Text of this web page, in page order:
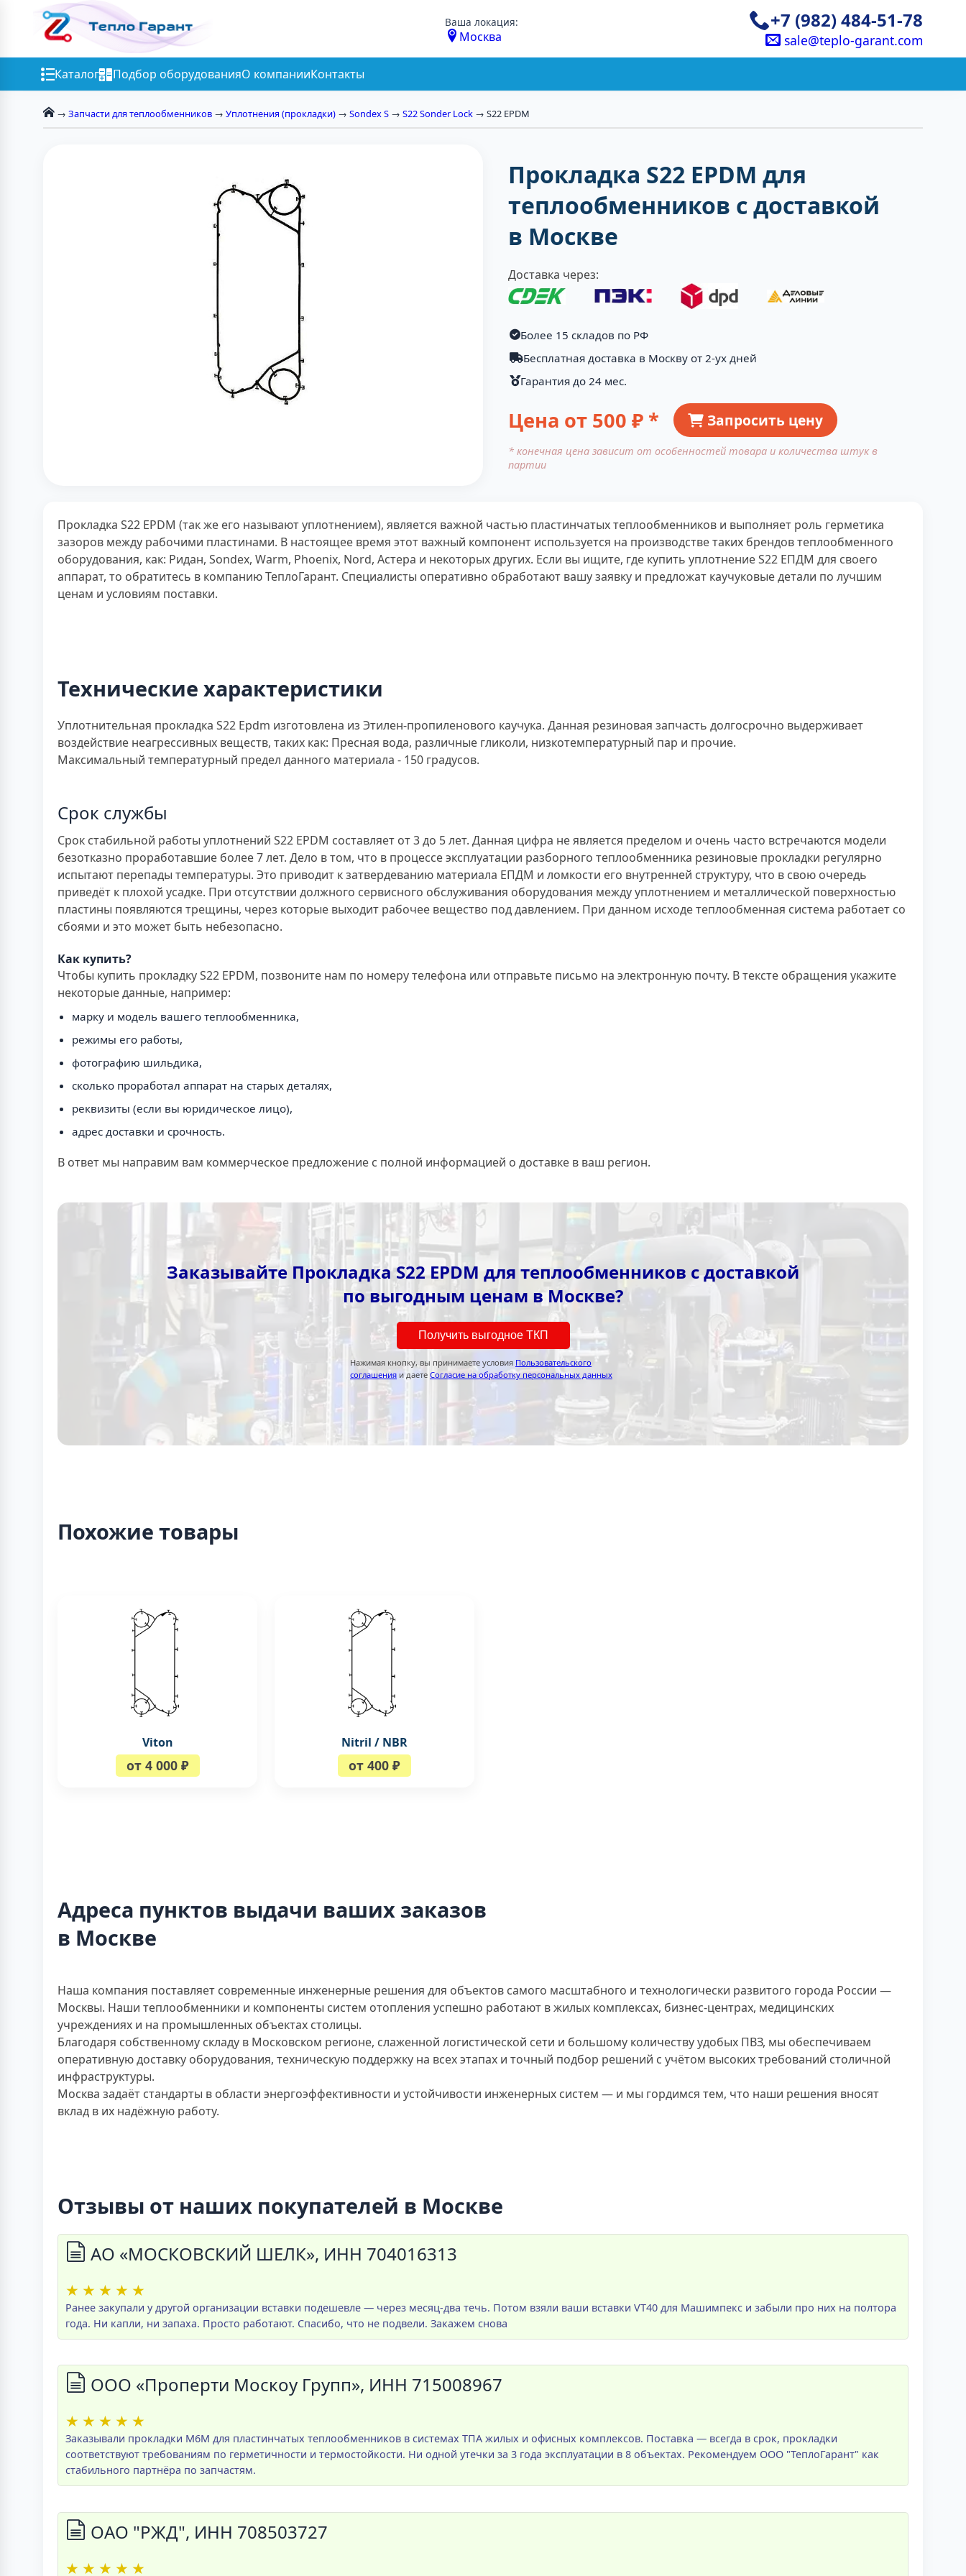
Ваша локация:
Москва
+7 (982) 484-51-78
sale@teplo-garant.com
Каталог Подбор оборудованияО компанииКонтакты
→ Запчасти для теплообменников → Уплотнения (прокладки) → Sondex S → S22 Sonder Lock → S22 EPDM
Прокладка S22 EPDM для
теплообменников с доставкой
в Москве
Доставка через:
Более 15 складов по РФ
Бесплатная доставка в Москву от 2-ух дней
Гарантия до 24 мес.
Цена от 500 ₽ * Запросить цену
* конечная цена зависит от особенностей товара и количества штук в
партии
Прокладка S22 EPDM (так же его называют уплотнением), является важной частью пластинчатых теплообменников и выполняет роль герметика
зазоров между рабочими пластинами. В настоящее время этот важный компонент используется на производстве таких брендов теплообменного
оборудования, как: Ридан, Sondex, Warm, Phoenix, Nord, Астера и некоторых других. Если вы ищите, где купить уплотнение S22 ЕПДМ для своего
аппарат, то обратитесь в компанию ТеплоГарант. Специалисты оперативно обработают вашу заявку и предложат каучуковые детали по лучшим
ценам и условиям поставки.
Технические характеристики
Уплотнительная прокладка S22 Epdm изготовлена из Этилен-пропиленового каучука. Данная резиновая запчасть долгосрочно выдерживает
воздействие неагрессивных веществ, таких как: Пресная вода, различные гликоли, низкотемпературный пар и прочие.
Максимальный температурный предел данного материала - 150 градусов.
Срок службы
Срок стабильной работы уплотнений S22 EPDM составляет от 3 до 5 лет. Данная цифра не является пределом и очень часто встречаются модели
безотказно проработавшие более 7 лет. Дело в том, что в процессе эксплуатации разборного теплообменника резиновые прокладки регулярно
испытают перепады температуры. Это приводит к затвердеванию материала ЕПДМ и ломкости его внутренней структуру, что в свою очередь
приведёт к плохой усадке. При отсутствии должного сервисного обслуживания оборудования между уплотнением и металлической поверхностью
пластины появляются трещины, через которые выходит рабочее вещество под давлением. При данном исходе теплообменная система работает со
сбоями и это может быть небезопасно.
Как купить?
Чтобы купить прокладку S22 EPDM, позвоните нам по номеру телефона или отправьте письмо на электронную почту. В тексте обращения укажите
некоторые данные, например:
марку и модель вашего теплообменника,
режимы его работы,
фотографию шильдика,
сколько проработал аппарат на старых деталях,
реквизиты (если вы юридическое лицо),
адрес доставки и срочность.
В ответ мы направим вам коммерческое предложение с полной информацией о доставке в ваш регион.
Заказывайте Прокладка S22 EPDM для теплообменников с доставкой
по выгодным ценам в Москве?
Получить выгодное ТКП
Нажимая кнопку, вы принимаете условия Пользовательского
соглашения и даете Согласие на обработку персональных данных
Похожие товары
Viton
от 4 000 ₽
Nitril / NBR
от 400 ₽
Адреса пунктов выдачи ваших заказов
в Москве
Наша компания поставляет современные инженерные решения для объектов самого масштабного и технологически развитого города России —
Москвы. Наши теплообменники и компоненты систем отопления успешно работают в жилых комплексах, бизнес-центрах, медицинских
учреждениях и на промышленных объектах столицы.
Благодаря собственному складу в Московском регионе, слаженной логистической сети и большому количеству удобых ПВЗ, мы обеспечиваем
оперативную доставку оборудования, техническую поддержку на всех этапах и точный подбор решений с учётом высоких требований столичной
инфраструктуры.
Москва задаёт стандарты в области энергоэффективности и устойчивости инженерных систем — и мы гордимся тем, что наши решения вносят
вклад в их надёжную работу.
Отзывы от наших покупателей в Москве
АО «МОСКОВСКИЙ ШЕЛК», ИНН 704016313
★ ★ ★ ★ ★
Ранее закупали у другой организации вставки подешевле — через месяц-два течь. Потом взяли ваши вставки VT40 для Машимпекс и забыли про них на полтора
года. Ни капли, ни запаха. Просто работают. Спасибо, что не подвели. Закажем снова
ООО «Проперти Москоу Групп», ИНН 715008967
★ ★ ★ ★ ★
Заказывали прокладки M6M для пластинчатых теплообменников в системах ТПА жилых и офисных комплексов. Поставка — всегда в срок, прокладки
соответствуют требованиям по герметичности и термостойкости. Ни одной утечки за 3 года эксплуатации в 8 объектах. Рекомендуем ООО "ТеплоГарант" как
стабильного партнёра по запчастям.
ОАО "РЖД", ИНН 708503727
★ ★ ★ ★ ★